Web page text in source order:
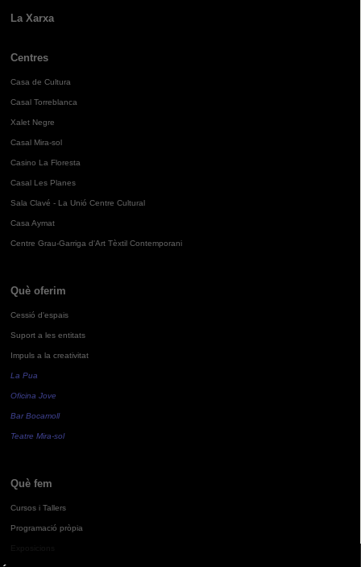
La Xarxa
Centres
Casa de Cultura
Casal Torreblanca
Xalet Negre
Casal Mira-sol
Casino La Floresta
Casal Les Planes
Sala Clavé - La Unió Centre Cultural
Casa Aymat
Centre Grau-Garriga d'Art Tèxtil Contemporani
Què oferim
Cessió d'espais
Suport a les entitats
Impuls a la creativitat
La Pua
Oficina Jove
Bar Bocamoll
Teatre Mira-sol
Què fem
Cursos i Tallers
Programació pròpia